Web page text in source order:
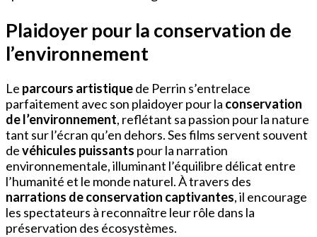
Plaidoyer pour la conservation de
l’environnement
Le parcours artistiquede Perrin s’entrelace
parfaitement avec son plaidoyer pour la conservation
de l’environnement, reflétant sa passion pour la nature
tant sur l’écran qu’en dehors. Ses films servent souvent
devéhicules puissants pour la narration
environnementale, illuminant l’équilibre délicat entre
l’humanité et le monde naturel. À travers des
narrations de conservation captivantes, il encourage
les spectateurs à reconnaître leur rôle dans la
préservation des écosystèmes.